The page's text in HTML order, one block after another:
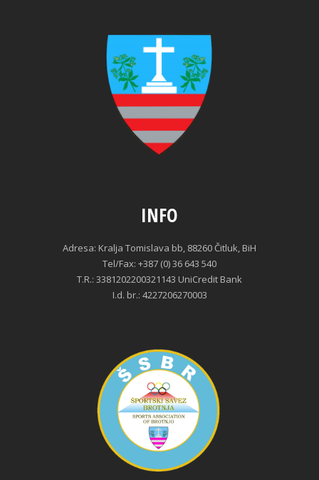
INFO
Adresa: Kralja Tomislava bb, 88260 Čitluk, BiH
Tel/Fax: +387 (0) 36 643 540
T.R.: 3381202200321143 UniCredit Bank
I.d. br.: 4227206270003